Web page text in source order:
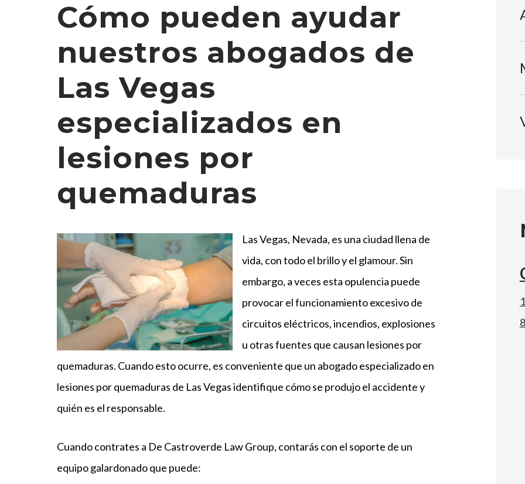
Cómo pueden ayudar
nuestros abogados de
Las Vegas
especializados en
lesiones por
quemaduras
Las Vegas, Nevada, es una ciudad llena de
vida, con todo el brillo y el glamour. Sin
embargo, a veces esta opulencia puede
provocar el funcionamiento excesivo de
circuitos eléctricos, incendios, explosiones
u otras fuentes que causan lesiones por
quemaduras. Cuando esto ocurre, es conveniente que un abogado especializado en
lesiones por quemaduras de Las Vegas identifique cómo se produjo el accidente y
quién es el responsable.
Cuando contrates a De Castroverde Law Group, contarás con el soporte de un
equipo galardonado que puede: